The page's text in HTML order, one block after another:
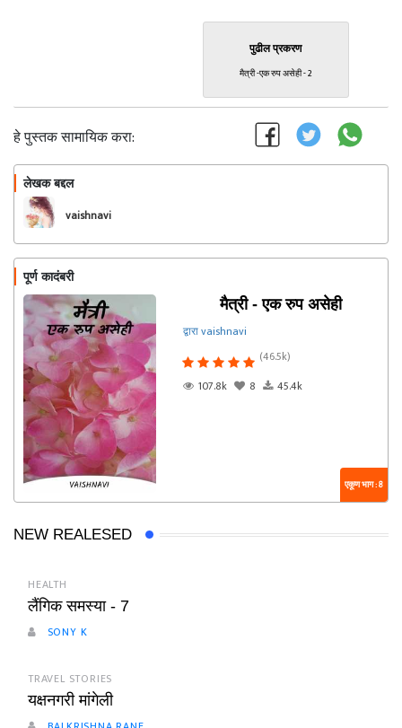
पुढील प्रकरण
मैत्री -एक रुप असेही - 2
हे पुस्तक सामायिक करा:
लेखक बद्दल
vaishnavi
पूर्ण कादंबरी
मैत्री - एक रुप असेही
द्वारा vaishnavi
(46.5k)
107.8k
8 45.4k
एकूण भाग : 8
NEW REALESED
HEALTH
लैंगिक समस्या - 7
SONY K
TRAVEL STORIES
यक्षनगरी मांगेली